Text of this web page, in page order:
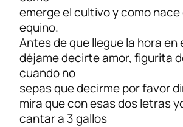
emerge el cultivo y como nace
equino.
Antes de que llegue la hora en
déjame decirte amor, figurita
cuando no
sepas que decirme por favor
mira que con esas dos letras
cantar a 3 gallos